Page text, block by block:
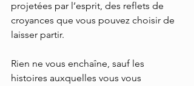
projetées par l’esprit, des reflets de
croyances que vous pouvez choisir de
laisser partir.
Rien ne vous enchaîne, sauf les
histoires auxquelles vous vous